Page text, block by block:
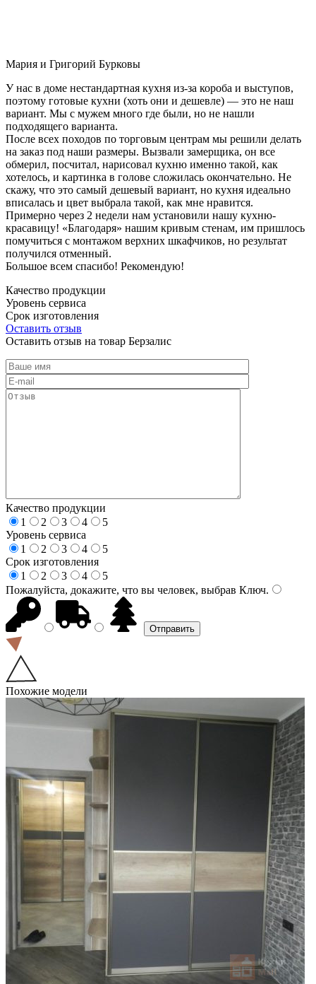
Мария и Григорий Бурковы
У нас в доме нестандартная кухня из-за короба и выступов,
поэтому готовые кухни (хоть они и дешевле) — это не наш
вариант. Мы с мужем много где были, но не нашли
подходящего варианта.
После всех походов по торговым центрам мы решили делать
на заказ под наши размеры. Вызвали замерщика, он все
обмерил, посчитал, нарисовал кухню именно такой, как
хотелось, и картинка в голове сложилась окончательно. Не
скажу, что это самый дешевый вариант, но кухня идеально
вписалась и цвет выбрала такой, как мне нравится.
Примерно через 2 недели нам установили нашу кухню-
красавицу! «Благодаря» нашим кривым стенам, им пришлось
помучиться с монтажом верхних шкафчиков, но результат
получился отменный.
Большое всем спасибо! Рекомендую!
Качество продукции
Уровень сервиса
Срок изготовления
Оставить отзыв
Оставить отзыв на товар Берзалис
Качество продукции
1
2 3 4
5
Уровень сервиса
1
2 3 4
5
Срок изготовления
1
2 3 4
5
Пожалуйста, докажите, что вы человек, выбрав Ключ.
Похожие модели